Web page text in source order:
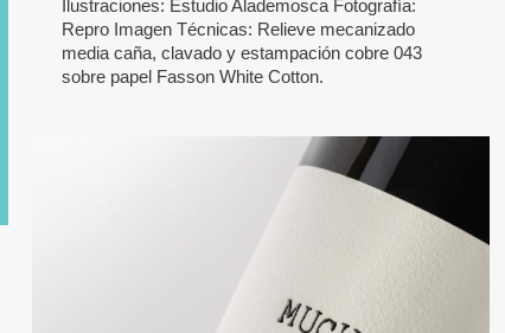
Ilustraciones: Estudio Alademosca Fotografía:
Repro Imagen Técnicas: Relieve mecanizado
media caña, clavado y estampación cobre 043
sobre papel Fasson White Cotton.